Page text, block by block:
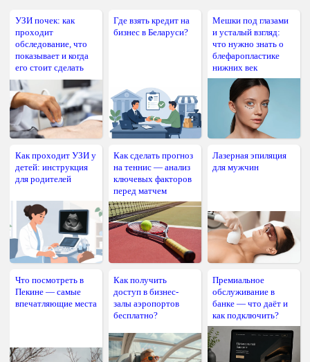
УЗИ почек: как
проходит
обследование, что
показывает и когда
его стоит сделать
Где взять кредит на
бизнес в Беларуси?
Мешки под глазами
и усталый взгляд:
что нужно знать о
блефаропластике
нижних век
Как проходит УЗИ у
детей: инструкция
для родителей
Как сделать прогноз
на теннис — анализ
ключевых факторов
перед матчем
Лазерная эпиляция
для мужчин
Что посмотреть в
Пекине — самые
впечатляющие места
Как получить
доступ в бизнес-
залы аэропортов
бесплатно?
Премиальное
обслуживание в
банке — что даёт и
как подключить?